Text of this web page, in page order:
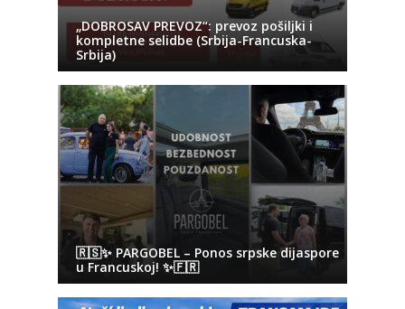
„DOBROSAV PREVOZ“: prevoz pošiljki i
kompletne selidbe (Srbija-Francuska-
Srbija)
🇷🇸✨ PARGOBEL – Ponos srpske dijaspore
u Francuskoj! ✨🇫🇷